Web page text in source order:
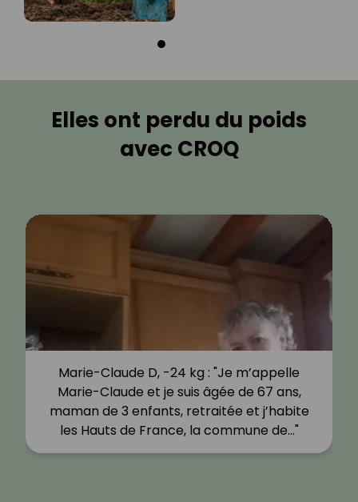
Elles ont perdu du poids
avec CROQ
Marie-Claude D, -24 kg : "Je m’appelle
Marie-Claude et je suis âgée de 67 ans,
maman de 3 enfants, retraitée et j’habite
les Hauts de France, la commune de…"